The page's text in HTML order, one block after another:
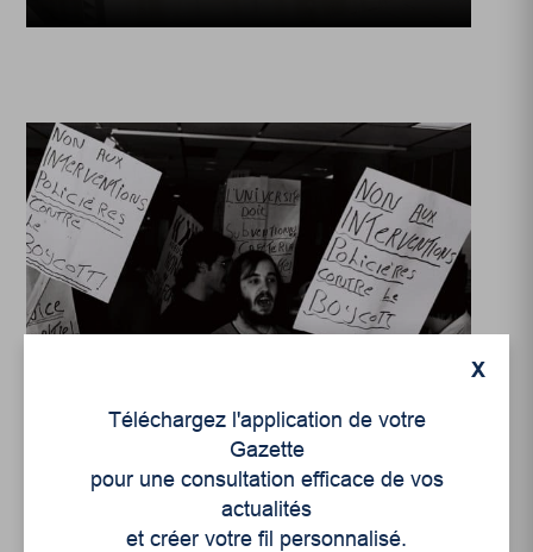
Brève histoire du
mouvement étudiant à
l’UQTR
X
Téléchargez l'application de votre
Gazette
pour une consultation efficace de vos
actualités
et créer votre fil personnalisé.